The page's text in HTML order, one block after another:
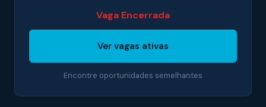
Vaga Encerrada
Ver vagas ativas
Encontre oportunidades semelhantes